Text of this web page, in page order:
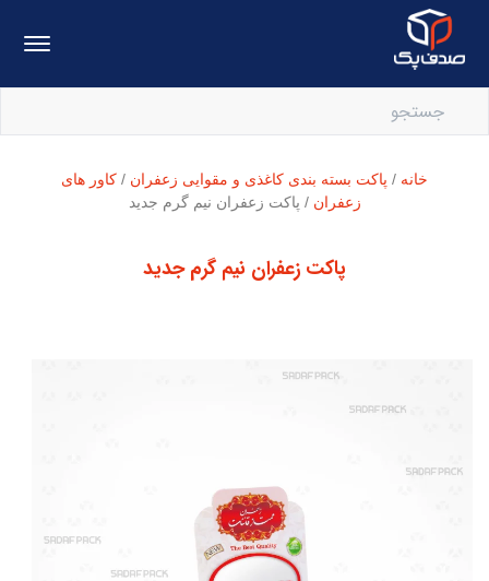
پاکت زعفران نیم گرم جدید
خانه / پاکت بسته بندی کاغذی و مقوایی زعفران / کاور های
زعفران / پاکت زعفران نیم گرم جدید